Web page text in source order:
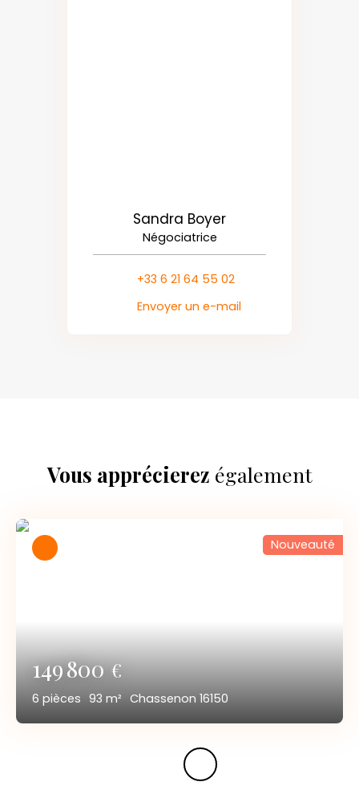
Sandra Boyer
Négociatrice
+33 6 21 64 55 02
Envoyer un e-mail
Vous apprécierez également
149 800€
6 pièces 93 m² Chassenon 16150
Nouveauté